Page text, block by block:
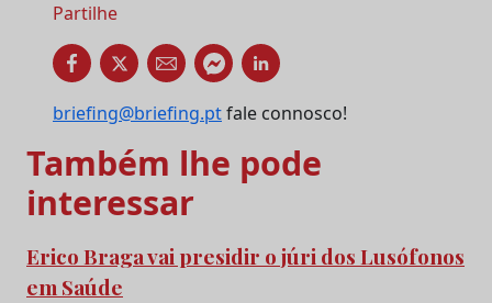
Partilhe
briefing@briefing.ptfale connosco!
Também lhe pode
interessar
Erico Braga vai presidir o júri dos Lusófonos
em Saúde